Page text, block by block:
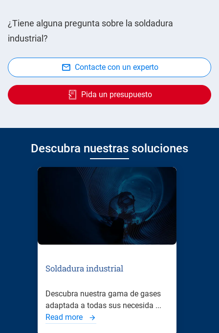
¿Tiene alguna pregunta sobre la soldadura
industrial?
Contacte con un experto
Pida un presupuesto
Descubra nuestras soluciones
Soldadura industrial
Descubra nuestra gama de gases
adaptada a todas sus necesida ...
Read more